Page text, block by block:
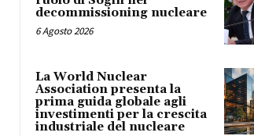
decommissioning nucleare
6 Agosto 2026
La World Nuclear
Association presenta la
prima guida globale agli
investimenti per la crescita
industriale del nucleare